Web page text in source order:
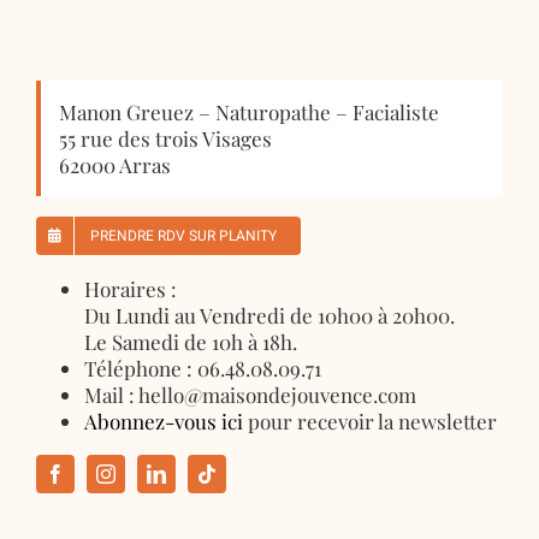
Manon Greuez – Naturopathe – Facialiste
55 rue des trois Visages
62000 Arras
PRENDRE RDV SUR PLANITY
Horaires :
Du Lundi au Vendredi de 10h00 à 20h00.
Le Samedi de 10h à 18h.
Téléphone : 06.48.08.09.71
Mail : hello@maisondejouvence.com
Abonnez-vous icipour recevoir la newsletter